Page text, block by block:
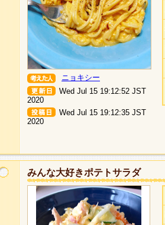
ニョキシー
Wed Jul 15 19:12:52 JST
2020
Wed Jul 15 19:12:35 JST
2020
みんな大好きポテトサラダ